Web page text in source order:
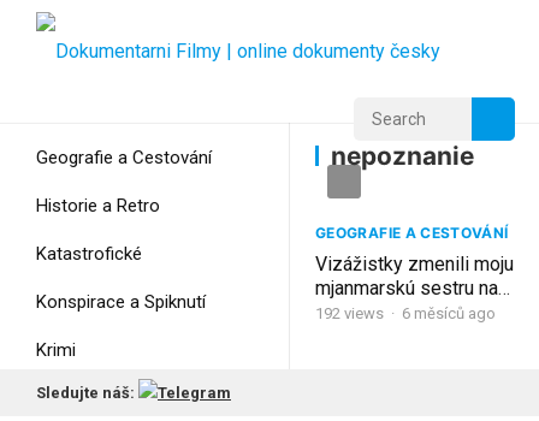
Geografie a Cestování
Historie a Retro
Katastrofické
Konspirace a Spiknutí
Krimi
Myšlení
nepoznanie
nepoznanie
GEOGRAFIE A CESTOVÁNÍ
Vizážistky zmenili moju
mjanmarskú sestru na
nepoznanie | Sapa,
192 views · 6 měsíců ago
Sledujte náš: